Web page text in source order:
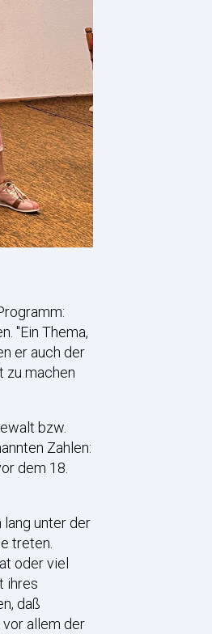
"Ein Thema,
er auch der
zu machen
bzw.
Zahlen:
dem 18.
unter der
treten.
oder viel
ihres
daß
vor allem der